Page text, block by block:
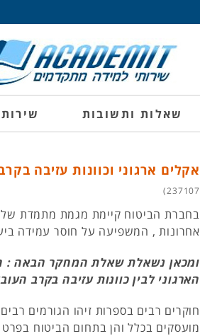
שאלות ותשובות
אקלים ארגוני וכוונות עזיבה
237107)
בחברת הביטוח קיימת מגמת מתמדת
אחרונות , המשפיעה על חוסר עמידה
ומכאן נשאלת שאלת המחקר הבאה :
הארגוני לבין כוונות עזיבה בקרב
חוקרים רבים בספרות זיהו הגורמים
מועסקים בכלל והן בתחום הביטוח